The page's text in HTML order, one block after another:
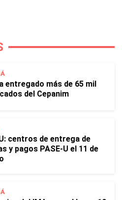
entregado más de 65 mil
del Cepanim
centros de entrega de
y pagos PASE-U el 11 de